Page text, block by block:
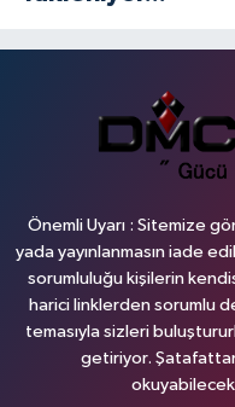
Önemli Uyarı : Sitemize
yada yayınlanmasın iade
sorumluluğu kişilerin
harici linklerden sorumlu
temasıyla sizleri
getiriyor.